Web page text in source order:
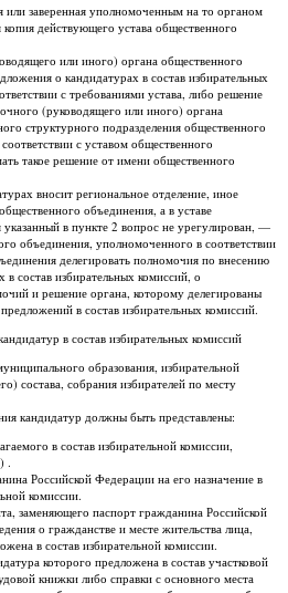
или заверенная уполномоченным на то органом
действующего устава общественного
или иного) органа общественного
о кандидатурах в состав избирательных
с требованиями устава, либо решение
(руководящего или иного) органа
структурного подразделения общественного
с уставом общественного
такое решение от имени общественного
вносит региональное отделение, иное
объединения, а в уставе
в пункте 2 вопрос не урегулирован, —
объединения, уполномоченного в соответствии
делегировать полномочия по внесению
состав избирательных комиссий, о
и решение органа, которому делегированы
в состав избирательных комиссий.
в состав избирательных комиссий
образования, избирательной
состава, собрания избирателей по месту
кандидатур должны быть представлены:
в состав избирательной комиссии,
.
Российской Федерации на его назначение в
комиссии.
заменяющего паспорт гражданина Российской
о гражданстве и месте жительства лица,
в состав избирательной комиссии.
которого предложена в состав участковой
книжки либо справки с основного места